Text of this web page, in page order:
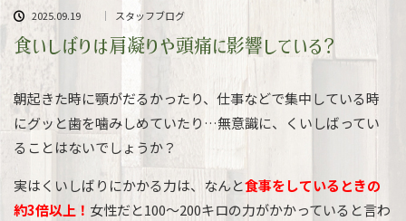
2025.09.19 スタッフブログ
食いしばりは肩凝りや頭痛に影響している？
朝起きた時に顎がだるかったり、仕事などで集中している時
にグッと歯を噛みしめていたり…無意識に、くいしばってい
ることはないでしょうか？
実はくいしばりにかかる力は、なんと食事をしているときの
約3倍以上！ 女性だと100〜200キロの力がかかっていると言わ